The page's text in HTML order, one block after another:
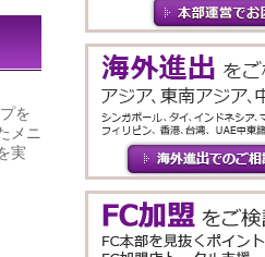
を
メニ
実